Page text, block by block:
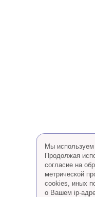
Мы
Продолжая
согласие на
метрической
cookies, иных
о Вашем ip-